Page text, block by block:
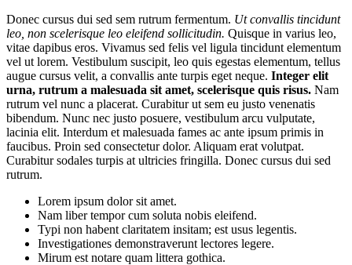
Donec cursus dui sed sem rutrum fermentum. Ut convallis tincidunt
leo, non scelerisque leo eleifend sollicitudin. Quisque in varius leo,
vitae dapibus eros. Vivamus sed felis vel ligula tincidunt elementum
vel ut lorem. Vestibulum suscipit, leo quis egestas elementum, tellus
augue cursus velit, a convallis ante turpis eget neque. Integer elit
urna, rutrum a malesuada sit amet, scelerisque quis risus. Nam
rutrum vel nunc a placerat. Curabitur ut sem eu justo venenatis
bibendum. Nunc nec justo posuere, vestibulum arcu vulputate,
lacinia elit. Interdum et malesuada fames ac ante ipsum primis in
faucibus. Proin sed consectetur dolor. Aliquam erat volutpat.
Curabitur sodales turpis at ultricies fringilla. Donec cursus dui sed
rutrum.
Lorem ipsum dolor sit amet.
Nam liber tempor cum soluta nobis eleifend.
Typi non habent claritatem insitam; est usus legentis.
Investigationes demonstraverunt lectores legere.
Mirum est notare quam littera gothica.